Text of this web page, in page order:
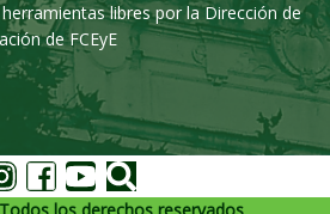
libres por la Dirección de
de FCEyE